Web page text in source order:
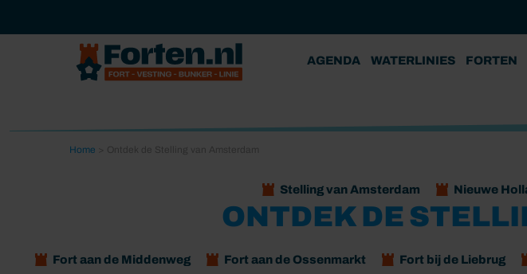
AGENDA WATERLINIES FORTEN
Home
Stelling van Amsterdam Nieuwe
ONTDEK DE
Fort aan de Middenweg Fort aan de Ossenmarkt Fort bij de Liebrug